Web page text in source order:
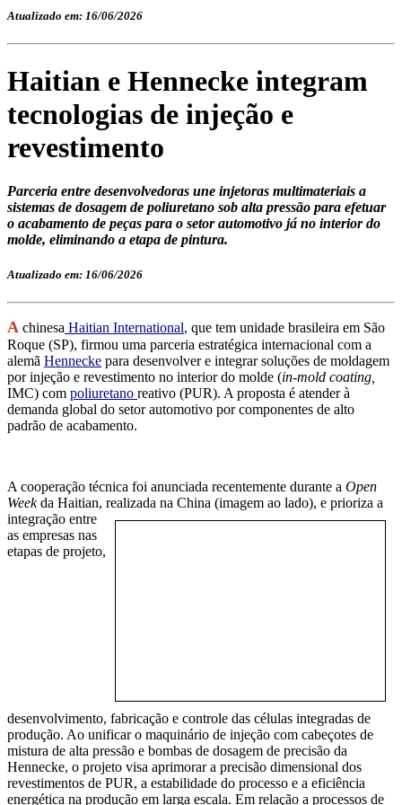
Atualizado em: 16/06/2026
Haitian e Hennecke integram
tecnologias de injeção e
revestimento
Parceria entre desenvolvedoras une injetoras multimateriais a
sistemas de dosagem de poliuretano sob alta pressão para efetuar
o acabamento de peças para o setor automotivo já no interior do
molde, eliminando a etapa de pintura.
Atualizado em: 16/06/2026
A chinesa Haitian International, que tem unidade brasileira em São
Roque (SP), firmou uma parceria estratégica internacional com a
alemã Hennecke para desenvolver e integrar soluções de moldagem
por injeção e revestimento no interior do molde (in-mold coating,
IMC) com poliuretano reativo (PUR). A proposta é atender à
demanda global do setor automotivo por componentes de alto
padrão de acabamento.
A cooperação técnica foi anunciada recentemente durante a Open
Weekda Haitian, realizada na China (imagem ao lado), e prioriza a
integração entre
as empresas nas
etapas de projeto,
desenvolvimento, fabricação e controle das células integradas de
produção. Ao unificar o maquinário de injeção com cabeçotes de
mistura de alta pressão e bombas de dosagem de precisão da
Hennecke, o projeto visa aprimorar a precisão dimensional dos
revestimentos de PUR, a estabilidade do processo e a eficiência
energética na produção em larga escala. Em relação a processos de